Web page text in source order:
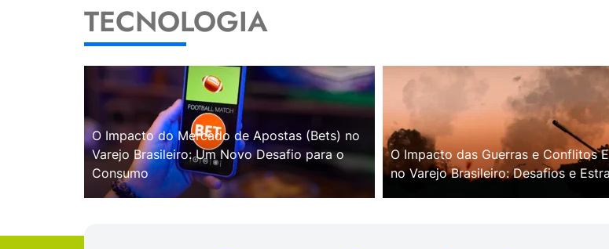
TECNOLOGIA
O Impacto do Mercado de Apostas (Bets) no
Varejo Brasileiro: Um Novo Desafio para o
Consumo
O Impacto das Guerras e Conflitos
no Varejo Brasileiro: Desafios e